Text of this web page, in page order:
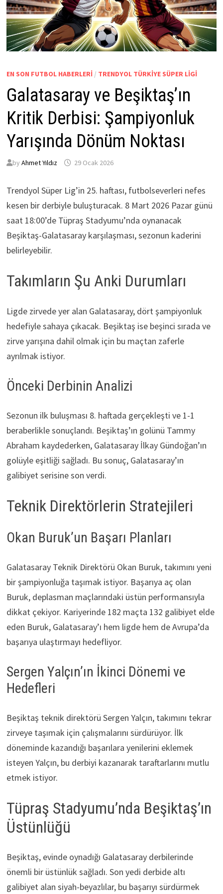
EN SON FUTBOL HABERLERI/ TRENDYOL TÜRKIYE SÜPER LIGI
Galatasaray ve Beşiktaş’ın
Kritik Derbisi: Şampiyonluk
Yarışında Dönüm Noktası
by Ahmet Yıldız 29 Ocak 2026
Trendyol Süper Lig’in 25. haftası, futbolseverleri nefes
kesen bir derbiyle buluşturacak. 8 Mart 2026 Pazar günü
saat 18:00’de Tüpraş Stadyumu’nda oynanacak
Beşiktaş-Galatasaray karşılaşması, sezonun kaderini
belirleyebilir.
Takımların Şu Anki Durumları
Ligde zirvede yer alan Galatasaray, dört şampiyonluk
hedefiyle sahaya çıkacak. Beşiktaş ise beşinci sırada ve
zirve yarışına dahil olmak için bu maçtan zaferle
ayrılmak istiyor.
Önceki Derbinin Analizi
Sezonun ilk buluşması 8. haftada gerçekleşti ve 1-1
beraberlikle sonuçlandı. Beşiktaş’ın golünü Tammy
Abraham kaydederken, Galatasaray İlkay Gündoğan’ın
golüyle eşitliği sağladı. Bu sonuç, Galatasaray’ın
galibiyet serisine son verdi.
Teknik Direktörlerin Stratejileri
Okan Buruk’un Başarı Planları
Galatasaray Teknik Direktörü Okan Buruk, takımını yeni
bir şampiyonluğa taşımak istiyor. Başarıya aç olan
Buruk, deplasman maçlarındaki üstün performansıyla
dikkat çekiyor. Kariyerinde 182 maçta 132 galibiyet elde
eden Buruk, Galatasaray’ı hem ligde hem de Avrupa’da
başarıya ulaştırmayı hedefliyor.
Sergen Yalçın’ın İkinci Dönemi ve
Hedefleri
Beşiktaş teknik direktörü Sergen Yalçın, takımını tekrar
zirveye taşımak için çalışmalarını sürdürüyor. İlk
döneminde kazandığı başarılara yenilerini eklemek
isteyen Yalçın, bu derbiyi kazanarak taraftarlarını mutlu
etmek istiyor.
Tüpraş Stadyumu’nda Beşiktaş’ın
Üstünlüğü
Beşiktaş, evinde oynadığı Galatasaray derbilerinde
önemli bir üstünlük sağladı. Son yedi derbide altı
galibiyet alan siyah-beyazlılar, bu başarıyı sürdürmek